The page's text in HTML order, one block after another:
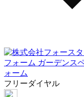
フリーダイヤル